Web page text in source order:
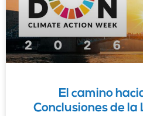
El camino
Conclusiones de la